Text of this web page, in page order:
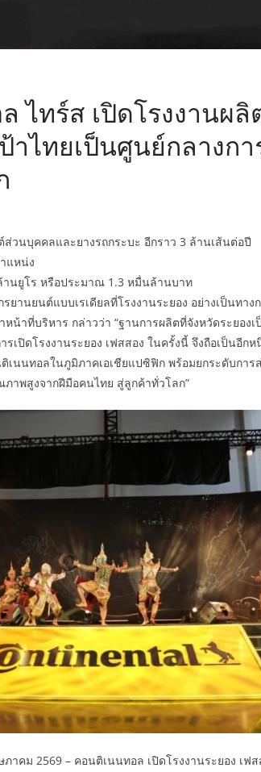
ไทร์ส เปิดโรงงานผลิ
ป้าไทยเป็นศูนย์กลางก
ส่วนบุคคลและยางรถกระบะ อีกราว 3 ล้านเส้นต่อปี
แหน่ง
านยูโร หรือประมาณ 1.3 หมื่นล้านบาท
ยานยนต์แบบเรเดียลที่โรงงานระยอง อย่างเป็นทาง
หน้าที่บริหาร กล่าวว่า “ฐานการผลิตที่จังหวัดระยอง
เปิดโรงงานระยอง เฟสสอง ในครั้งนี้ จึงถือเป็นอีก
เนนทอลในภูมิภาคเอเชียแปซิฟิก พร้อมยกระดับการ
าพสูงจากฝีมือคนไทย สู่ลูกค้าทั่วโลก”
ภาคม 2569 – คอนติเนนทอล เปิดโรงงานระยอง เฟ